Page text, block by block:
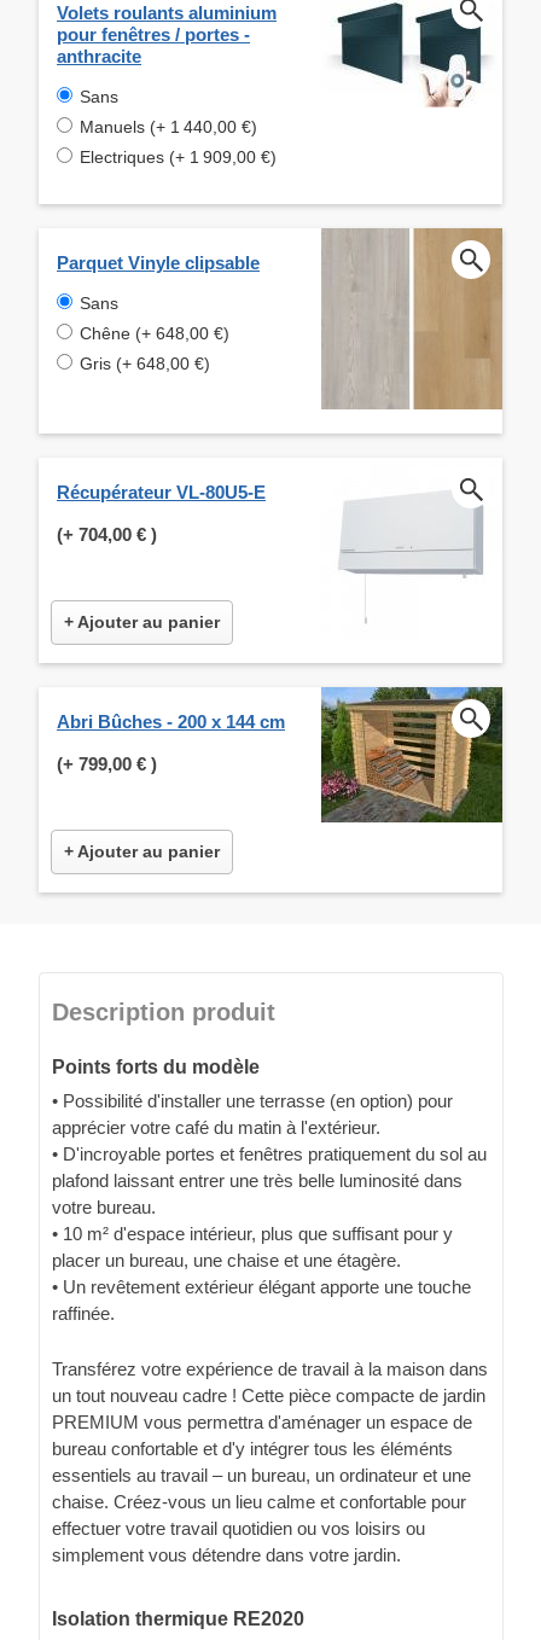
Volets roulants aluminium
pour fenêtres / portes -
anthracite
Sans
Manuels (+ 1 440,00 €)
Electriques (+ 1 909,00 €)
Parquet Vinyle clipsable
Sans
Chêne (+ 648,00 €)
Gris (+ 648,00 €)
Récupérateur VL-80U5-E
(+ 704,00 € )
+ Ajouter au panier
Abri Bûches - 200 x 144 cm
(+ 799,00 € )
+ Ajouter au panier
Description produit
Points forts du modèle
• Possibilité d'installer une terrasse (en option) pour
apprécier votre café du matin à l'extérieur.
• D'incroyable portes et fenêtres pratiquement du sol au
plafond laissant entrer une très belle luminosité dans
votre bureau.
• 10 m² d'espace intérieur, plus que suffisant pour y
placer un bureau, une chaise et une étagère.
• Un revêtement extérieur élégant apporte une touche
raffinée.
Transférez votre expérience de travail à la maison dans
un tout nouveau cadre ! Cette pièce compacte de jardin
PREMIUM vous permettra d'aménager un espace de
bureau confortable et d'y intégrer tous les éléménts
essentiels au travail – un bureau, un ordinateur et une
chaise. Créez-vous un lieu calme et confortable pour
effectuer votre travail quotidien ou vos loisirs ou
simplement vous détendre dans votre jardin.
Isolation thermique RE2020